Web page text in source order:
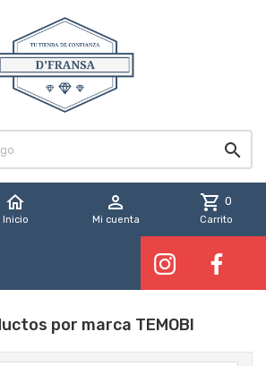

home
Inicio

Mi cuenta
shopping_cart 0
Carrito
por marca TEMOBI